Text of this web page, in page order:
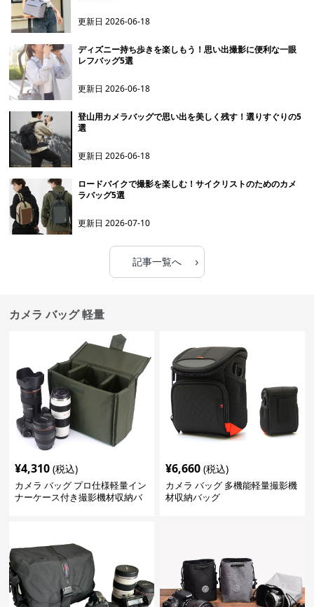
更新日2026-06-18
ディズニー持ち歩きを楽しもう！思い出撮影に便利な一眼
レフバッグ5選
更新日2026-06-18
登山用カメラバッグで思い出を美しく残す！選りすぐりの5
選
更新日2026-06-18
ロードバイクで撮影を楽しむ！サイクリストのためのカメ
ラバッグ5選
更新日2026-07-10
記事一覧へ ›
カメラ バッグ 軽量
¥4,310 (税込)
カメラ バッグ プロ仕様軽量イン
ナーケース付き撮影機材収納バ
¥6,660 (税込)
カメラ バッグ 多機能軽量撮影機
材収納バッグ